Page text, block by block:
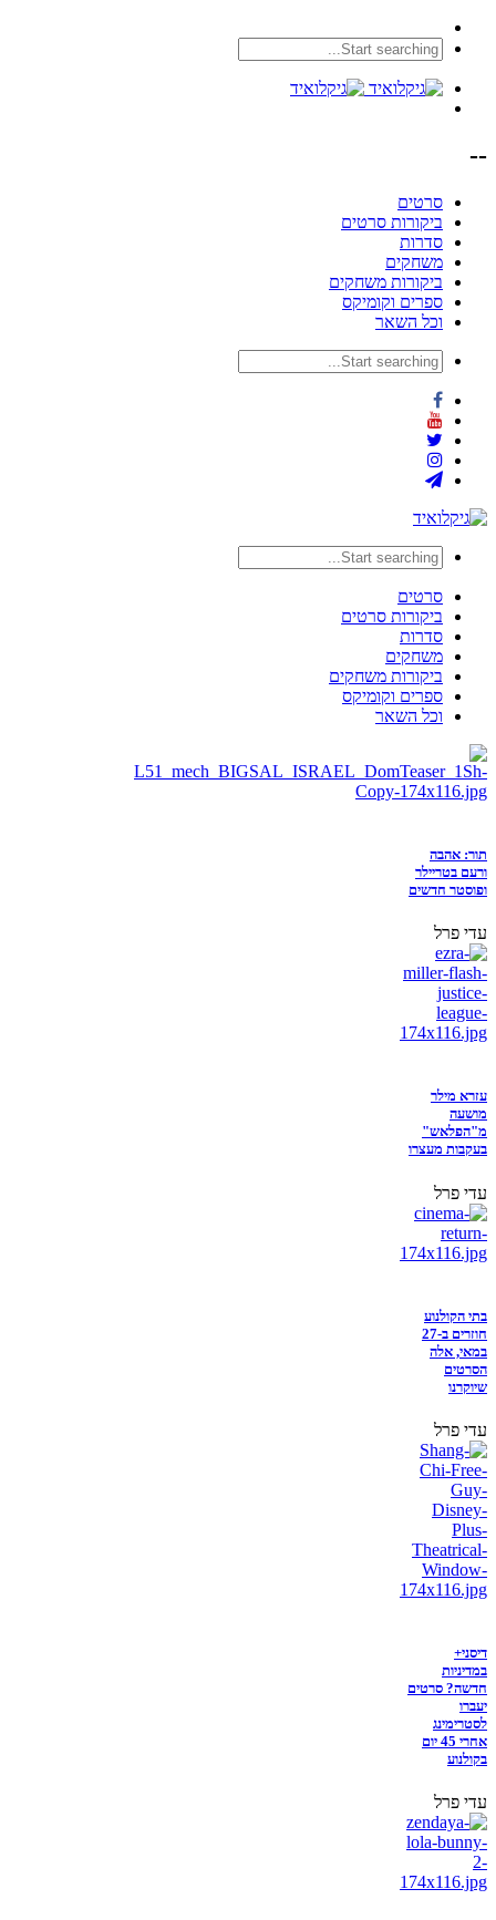
--
סרטים
ביקורות סרטים
סדרות
משחקים
ביקורות משחקים
ספרים וקומיקס
וכל השאר
סרטים
ביקורות סרטים
סדרות
משחקים
ביקורות משחקים
ספרים וקומיקס
וכל השאר
תור: אהבה
ורעם בטריילר
ופוסטר חדשים
עדי פרל
עזרא מילר
מושעה
מ"הפלאש"
בעקבות מעצרו
עדי פרל
בתי הקולנוע
חוזרים ב-27
במאי, אלה
הסרטים
שיוקרנו
עדי פרל
דיסני+
במדיניות
חדשה? סרטים
יעברו
לסטרימינג
אחרי 45 יום
בקולנוע
עדי פרל